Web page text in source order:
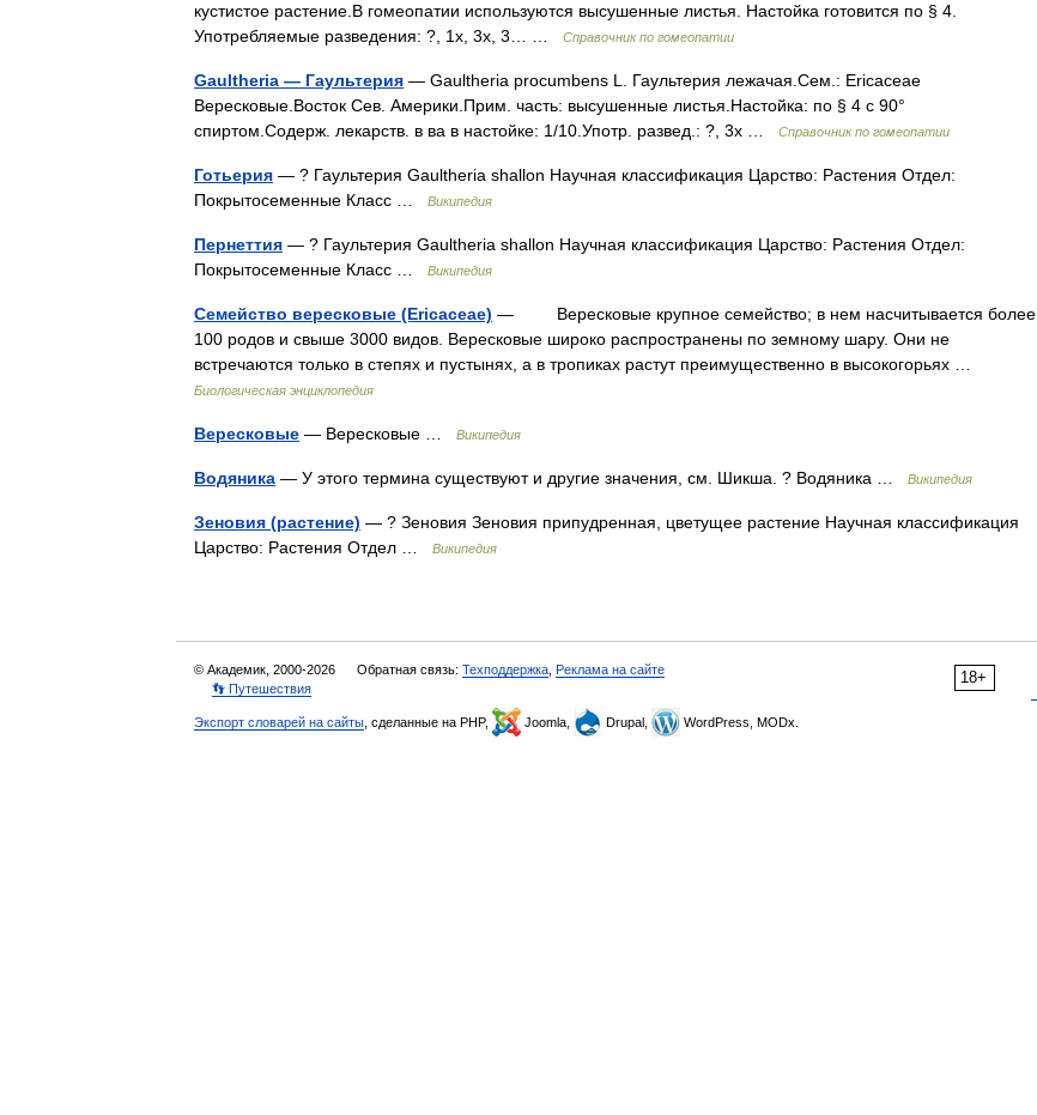
кустистое растение.В гомеопатии используются высушенные листья. Настойка готовится по § 4.
Употребляемые разведения: ?, 1х, 3х, 3… …
Справочник по гомеопатии
Gaultheria — Гаультерия — Gaultheria procumbens L. Гаультерия лежачая.Сем.: Ericaceae
Вересковые.Восток Сев. Америки.Прим. часть: высушенные листья.Настойка: по § 4 с 90°
спиртом.Содерж. лекарств. в ва в настойке: 1/10.Употр. развед.: ?, 3х …
Справочник по гомеопатии
Готьерия — ? Гаультерия Gaultheria shallon Научная классификация Царство: Растения Отдел:
Покрытосеменные Класс …
Википедия
Пернеттия — ? Гаультерия Gaultheria shallon Научная классификация Царство: Растения Отдел:
Покрытосеменные Класс …
Википедия
Семейство вересковые (Ericaceae) — Вересковые крупное семейство; в нем насчитывается более
100 родов и свыше 3000 видов. Вересковые широко распространены по земному шару. Они не
встречаются только в степях и пустынях, а в тропиках растут преимущественно в высокогорьях …
Биологическая энциклопедия
Вересковые — Вересковые … Википедия
Водяника — У этого термина существуют и другие значения, см. Шикша. ? Водяника … Википедия
Зеновия (растение) — ? Зеновия Зеновия припудренная, цветущее растение Научная классификация
Царство: Растения Отдел …
Википедия
18+
© Академик, 2000-2026 Обратная связь: Техподдержка Реклама на сайте
👣 Путешествия
Экспорт словарей на сайты , сделанные на PHP, Joomla, Drupal, WordPress, MODx.